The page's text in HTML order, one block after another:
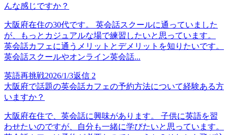
んな感じですか？
大阪府在住の30代です。 英会話スクールに通っていました
が、もっとカジュアルな場で練習したいと思っています。
英会話カフェに通うメリットとデメリットを知りたいです。
英会話スクールやオンライン英会話...
英語再挑戦2026/1/3返信 2
大阪府で話題の英会話カフェの予約方法について経験ある方
いますか？
大阪府在住で、英会話に興味があります。 子供に英語を習
わせたいのですが、自分も一緒に学びたいと思っています。